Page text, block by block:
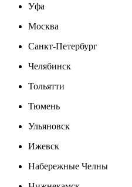
Уфа
Москва
Санкт-Петербург
Челябинск
Тольятти
Тюмень
Ульяновск
Ижевск
Набережные Челны